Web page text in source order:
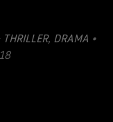
, DRAMA •